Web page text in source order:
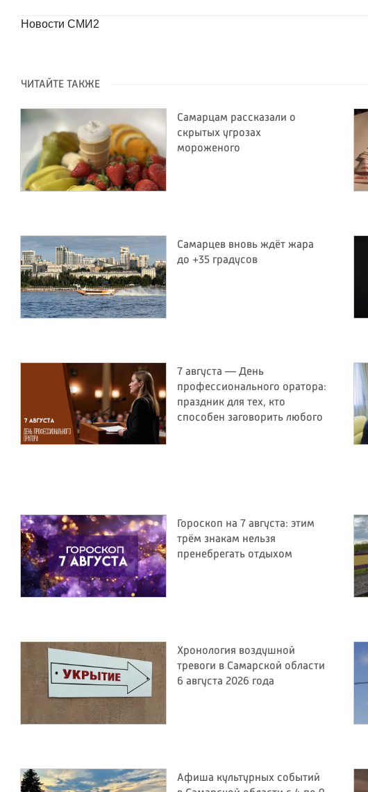
Новости СМИ2
ЧИТАЙТЕ ТАКЖЕ
Самарцам рассказали о
скрытых угрозах
мороженого
Самарцев вновь ждёт жара
до +35 градусов
7 августа — День
профессионального оратора:
праздник для тех, кто
способен заговорить любого
Гороскоп на 7 августа: этим
трём знакам нельзя
пренебрегать отдыхом
Хронология воздушной
тревоги в Самарской области
6 августа 2026 года
Афиша культурных событий